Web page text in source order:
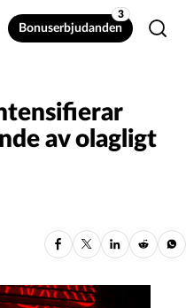
Bonuserbjudanden
3
av olagligt